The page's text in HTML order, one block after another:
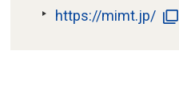
https://mimt.jp/